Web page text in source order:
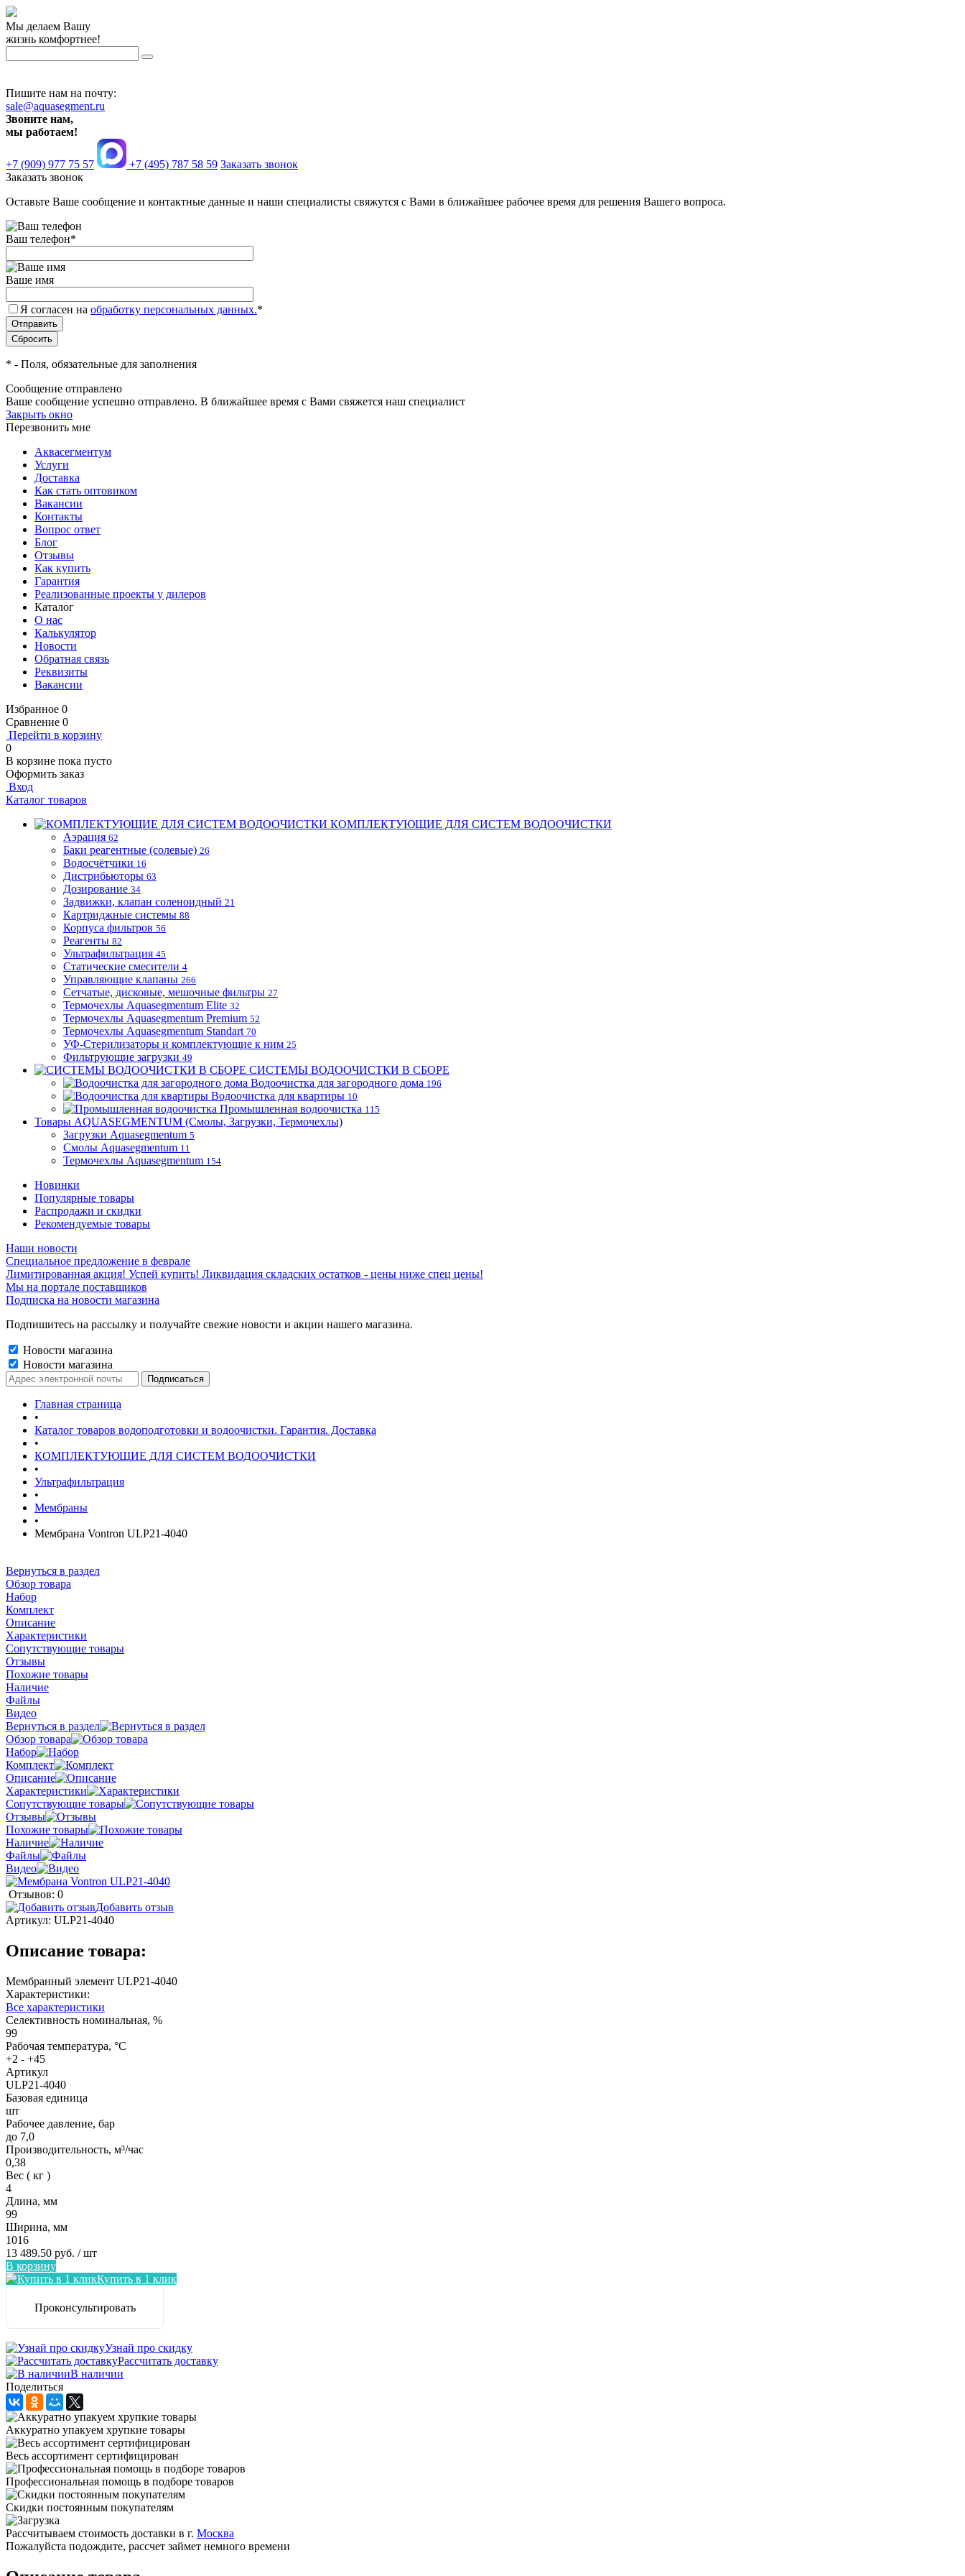
Мы делаем Вашу
жизнь комфортнее!
Пишите нам на почту:
sale@aquasegment.ru
Звоните нам,
мы работаем!
+7 (909) 977 75 57 +7 (495) 787 58 59 Заказать звонок
Заказать звонок
Оставьте Ваше сообщение и контактные данные и наши специалисты свяжутся с Вами в ближайшее рабочее время для решения Вашего вопроса.
Ваш телефон*
Ваше имя
Я согласен на обработку персональных данных.*
* - Поля, обязательные для заполнения
Сообщение отправлено
Ваше сообщение успешно отправлено. В ближайшее время с Вами свяжется наш специалист
Закрыть окно
Перезвонить мне
Аквасегментум
Услуги
Доставка
Как стать оптовиком
Вакансии
Контакты
Вопрос ответ
Блог
Отзывы
Как купить
Гарантия
Реализованные проекты у дилеров
Каталог
О нас
Калькулятор
Новости
Обратная связь
Реквизиты
Вакансии
Избранное 0
Сравнение 0
Перейти в корзину
0
В корзине пока пусто
Оформить заказ
Вход
Каталог товаров
КОМПЛЕКТУЮЩИЕ ДЛЯ СИСТЕМ ВОДООЧИСТКИ
Аэрация 62
Баки реагентные (солевые) 26
Водосчётчики 16
Дистрибьюторы 63
Дозирование 34
Задвижки, клапан соленоидный 21
Картриджные системы 88
Корпуса фильтров 56
Реагенты 82
Ультрафильтрация 45
Статические смесители 4
Управляющие клапаны 266
Сетчатые, дисковые, мешочные фильтры 27
Термочехлы Aquasegmentum Elite 32
Термочехлы Aquasegmentum Premium 52
Термочехлы Aquasegmentum Standart 70
УФ-Стерилизаторы и комплектующие к ним 25
Фильтрующие загрузки 49
СИСТЕМЫ ВОДООЧИСТКИ В СБОРЕ
Водоочистка для загородного дома 196
Водоочистка для квартиры 10
Промышленная водоочистка 115
Товары AQUASEGMENTUM (Смолы, Загрузки, Термочехлы)
Загрузки Aquasegmentum 5
Смолы Aquasegmentum 11
Термочехлы Aquasegmentum 154
Новинки
Популярные товары
Распродажи и скидки
Рекомендуемые товары
Наши новости
Специальное предложение в феврале
Лимитированная акция! Успей купить! Ликвидация складских остатков - цены ниже спец цены!
Мы на портале поставщиков
Подписка на новости магазина
Подпишитесь на рассылку и получайте свежие новости и акции нашего магазина.
Новости магазина
Новости магазина
Главная страница
•
Каталог товаров водоподготовки и водоочистки. Гарантия. Доставка
•
КОМПЛЕКТУЮЩИЕ ДЛЯ СИСТЕМ ВОДООЧИСТКИ
•
Ультрафильтрация
•
Мембраны
•
Мембрана Vontron ULP21-4040
Вернуться в раздел
Обзор товара
Набор
Комплект
Описание
Характеристики
Сопутствующие товары
Отзывы
Похожие товары
Наличие
Файлы
Видео
Вернуться в раздел
Обзор товара
Набор
Комплект
Описание
Характеристики
Сопутствующие товары
Отзывы
Похожие товары
Наличие
Файлы
Видео
Отзывов: 0
Добавить отзыв
Артикул: ULP21-4040
Описание товара:
Мембранный элемент ULP21-4040
Характеристики:
Все характеристики
Селективность номинальная, %
99
Рабочая температура, °С
+2 - +45
Артикул
ULP21-4040
Базовая единица
шт
Рабочее давление, бар
до 7,0
Производительность, м³/час
0,38
Вес ( кг )
4
Длина, мм
99
Ширина, мм
1016
13 489.50 руб. / шт
В корзину
Купить в 1 клик
Проконсультировать
Узнай про скидку
Рассчитать доставку
В наличии
Поделиться
Аккуратно упакуем хрупкие товары
Весь ассортимент сертифицирован
Профессиональная помощь в подборе товаров
Скидки постоянным покупателям
Рассчитываем стоимость доставки в г. Москва
Пожалуйста подождите, рассчет займет немного времени